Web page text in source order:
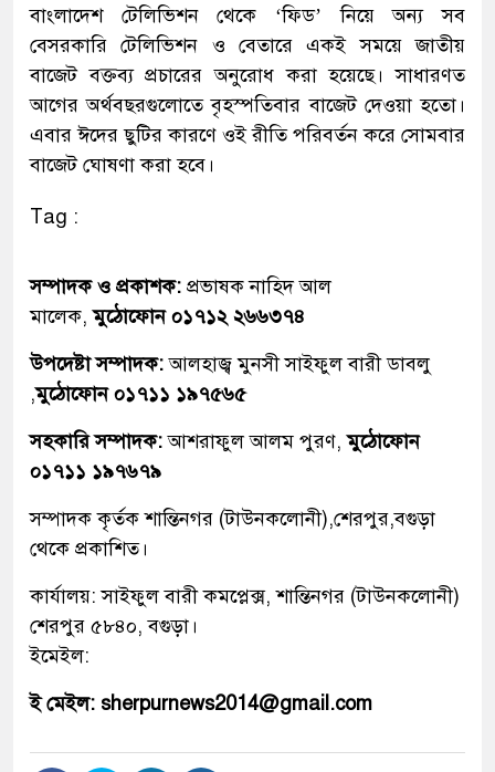
বাংলাদেশ টেলিভিশন থেকে ‘ফিড’ নিয়ে অন্য সব
বেসরকারি টেলিভিশন ও বেতারে একই সময়ে জাতীয়
বাজেট বক্তব্য প্রচারের অনুরোধ করা হয়েছে। সাধারণত
আগের অর্থবছরগুলোতে বৃহস্পতিবার বাজেট দেওয়া হতো।
এবার ঈদের ছুটির কারণে ওই রীতি পরিবর্তন করে সোমবার
বাজেট ঘোষণা করা হবে।
Tag :
সম্পাদক ও প্রকাশক: প্রভাষক নাহিদ আল
মালেক,মুঠোফোন ০১৭১২ ২৬৬৩৭৪
উপদেষ্টা সম্পাদক:আলহাজ্ব মুনসী সাইফুল বারী ডাবলু
,মুঠোফোন ০১৭১১ ১৯৭৫৬৫
সহকারি সম্পাদক:আশরাফুল আলম পুরণ,মুঠোফোন
০১৭১১ ১৯৭৬৭৯
সম্পাদক কৃর্তক শান্তিনগর (টাউনকলোনী),শেরপুর,বগুড়া
থেকে প্রকাশিত।
কার্যালয়: সাইফুল বারী কমপ্লেক্স, শান্তিনগর (টাউনকলোনী)
শেরপুর ৫৮৪০, বগুড়া।
ইমেইল:
ই মেইল: sherpurnews2014@gmail.com